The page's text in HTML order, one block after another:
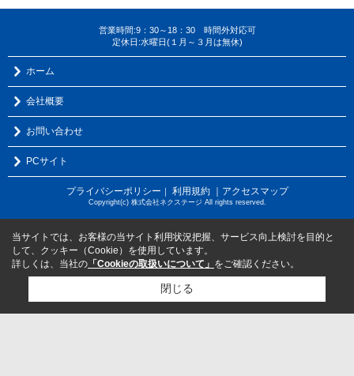
営業時間:9：30～18：30 時間外対応可
定休日:水曜日(１月～３月は無休)
ホーム
会社概要
お問い合わせ
PCサイト
プライバシーポリシー ｜ 利用規約 ｜アクセスマップ
Copyright(c) 株式会社ネクステージ All rights reserved.
当サイトでは、お客様の当サイト利用状況把握、サービス向上検討を目的と
して、クッキー（Cookie）を使用しています。
詳しくは、当社の 「Cookieの取扱いについて」 をご確認ください。
閉じる